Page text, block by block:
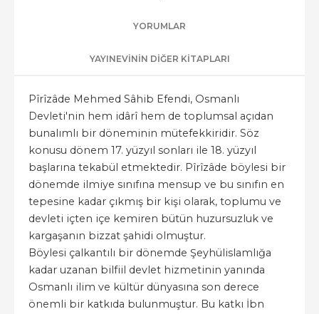
YORUMLAR
YAYINEVININ DIĞER KITAPLARI
Pîrîzâde Mehmed Sâhib Efendi, Osmanlı
Devleti'nin hem idârî hem de toplumsal açıdan
bunalımlı bir döneminin mütefekkiridir. Söz
konusu dönem 17. yüzyıl sonları ile 18. yüzyıl
başlarına tekabül etmektedir. Pîrîzâde böylesi bir
dönemde ilmiye sınıfına mensup ve bu sınıfın en
tepesine kadar çıkmış bir kişi olarak, toplumu ve
devleti içten içe kemiren bütün huzursuzluk ve
kargaşanın bizzat şahidi olmuştur.
Böylesi çalkantılı bir dönemde Şeyhülislamlığa
kadar uzanan bilfiil devlet hizmetinin yanında
Osmanlı ilim ve kültür dünyasına son derece
önemli bir katkıda bulunmuştur. Bu katkı İbn